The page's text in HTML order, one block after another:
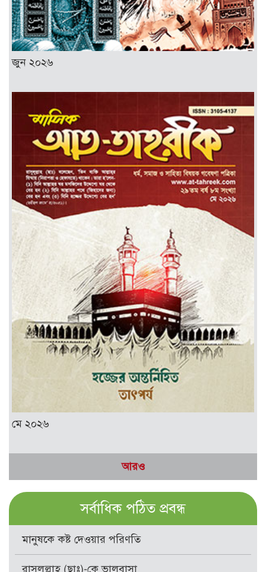
জুন ২০২৬
মে ২০২৬
আরও
সর্বাধিক পঠিত প্রবন্ধ
মানুষকে কষ্ট দেওয়ার পরিণতি
রাসূলুল্লাহ (ছাঃ)-কে ভালবাসা